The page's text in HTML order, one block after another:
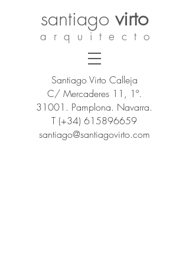
santiago virto
a r q u i t e c t o
Santiago Virto Calleja
C/ Mercaderes 11, 1º.
31001. Pamplona. Navarra.
T (+34) 615896659
santiago@santiagovirto.com